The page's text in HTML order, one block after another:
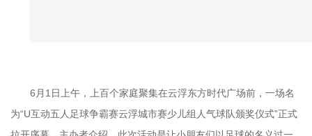
6月1日上午，上百个家庭聚集在云浮东方时代广场前，一场名
为“U互动五人足球争霸赛云浮城市赛少儿组人气球队颁奖仪式”正式